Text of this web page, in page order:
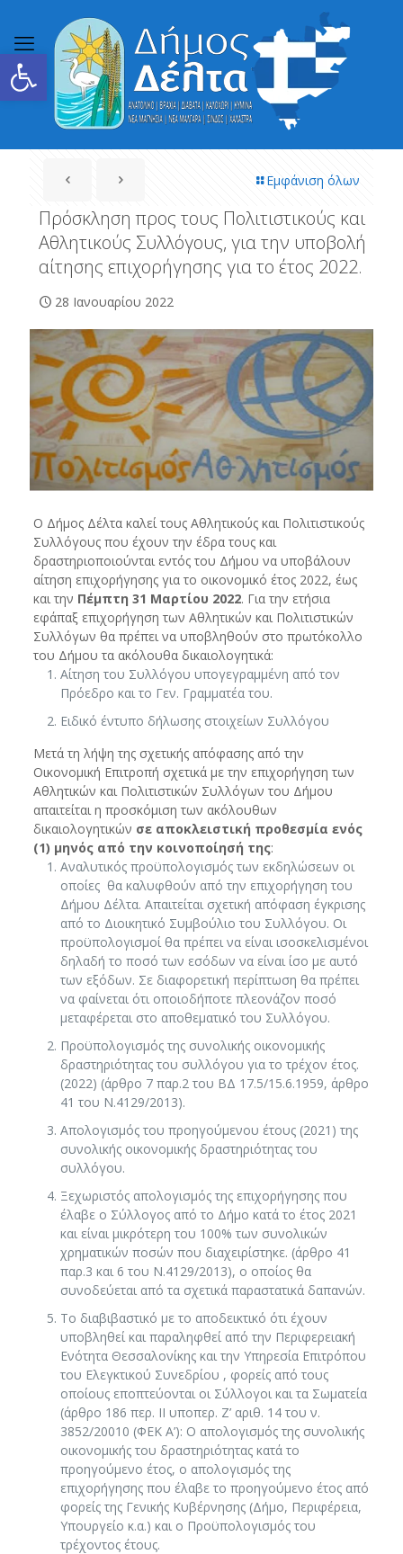
Ανοίξτε τη γραμμή εργαλείων
Εμφάνιση όλων
Πρόσκληση προς τους Πολιτιστικούς και
Αθλητικούς Συλλόγους, για την υποβολή
αίτησης επιχορήγησης για το έτος 2022.
28 Ιανουαρίου 2022
Ο Δήμος Δέλτα καλεί τους Αθλητικούς και Πολιτιστικούς
Συλλόγους που έχουν την έδρα τους και
δραστηριοποιούνται εντός του Δήμου να υποβάλουν
αίτηση επιχορήγησης για το οικονομικό έτος 2022, έως
και την Πέμπτη 31 Μαρτίου 2022. Για την ετήσια
εφάπαξ επιχορήγηση των Αθλητικών και Πολιτιστικών
Συλλόγων θα πρέπει να υποβληθούν στο πρωτόκολλο
του Δήμου τα ακόλουθα δικαιολογητικά:
Αίτηση του Συλλόγου υπογεγραμμένη από τον
Πρόεδρο και το Γεν. Γραμματέα του.
Ειδικό έντυπο δήλωσης στοιχείων Συλλόγου
Μετά τη λήψη της σχετικής απόφασης από την
Οικονομική Επιτροπή σχετικά με την επιχορήγηση των
Αθλητικών και Πολιτιστικών Συλλόγων του Δήμου
απαιτείται η προσκόμιση των ακόλουθων
δικαιολογητικών σε αποκλειστική προθεσμία ενός
(1) μηνός από την κοινοποίησή της:
Αναλυτικός προϋπολογισμός των εκδηλώσεων οι
οποίες θα καλυφθούν από την επιχορήγηση του
Δήμου Δέλτα. Απαιτείται σχετική απόφαση έγκρισης
από το Διοικητικό Συμβούλιο του Συλλόγου. Οι
προϋπολογισμοί θα πρέπει να είναι ισοσκελισμένοι
δηλαδή το ποσό των εσόδων να είναι ίσο με αυτό
των εξόδων. Σε διαφορετική περίπτωση θα πρέπει
να φαίνεται ότι οποιοδήποτε πλεονάζον ποσό
μεταφέρεται στο αποθεματικό του Συλλόγου.
Προϋπολογισμός της συνολικής οικονομικής
δραστηριότητας του συλλόγου για το τρέχον έτος.
(2022) (άρθρο 7 παρ.2 του ΒΔ 17.5/15.6.1959, άρθρο
41 του Ν.4129/2013).
Απολογισμός του προηγούμενου έτους (2021) της
συνολικής οικονομικής δραστηριότητας του
συλλόγου.
Ξεχωριστός απολογισμός της επιχορήγησης που
έλαβε ο Σύλλογος από το Δήμο κατά το έτος 2021
και είναι μικρότερη του 100% των συνολικών
χρηματικών ποσών που διαχειρίστηκε. (άρθρο 41
παρ.3 και 6 του Ν.4129/2013), ο οποίος θα
συνοδεύεται από τα σχετικά παραστατικά δαπανών.
Το διαβιβαστικό με το αποδεικτικό ότι έχουν
υποβληθεί και παραληφθεί από την Περιφερειακή
Ενότητα Θεσσαλονίκης και την Υπηρεσία Επιτρόπου
του Ελεγκτικού Συνεδρίου , φορείς από τους
οποίους εποπτεύονται οι Σύλλογοι και τα Σωματεία
(άρθρο 186 περ. ΙΙ υποπερ. Ζ’ αριθ. 14 του ν.
3852/20010 (ΦΕΚ Α’): Ο απολογισμός της συνολικής
οικονομικής του δραστηριότητας κατά το
προηγούμενο έτος, ο απολογισμός της
επιχορήγησης που έλαβε το προηγούμενο έτος από
φορείς της Γενικής Κυβέρνησης (Δήμο, Περιφέρεια,
Υπουργείο κ.α.) και ο Προϋπολογισμός του
τρέχοντος έτους.